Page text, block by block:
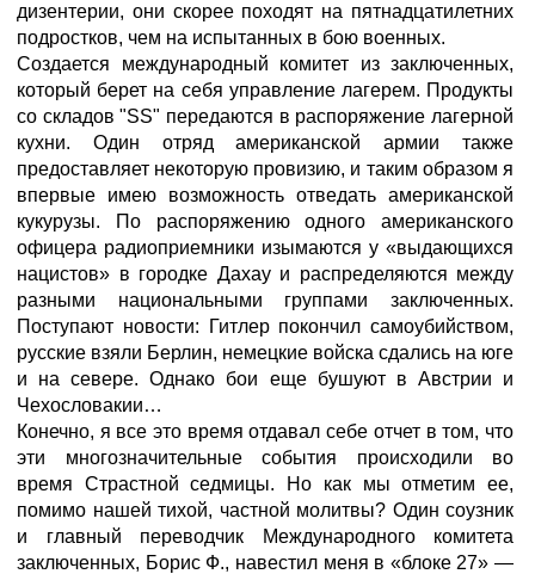
дизентерии, они скорее походят на пятнадцатилетних
подростков, чем на испытанных в бою военных.
Создается международный комитет из заключенных,
который берет на себя управление лагерем. Продукты
со складов "SS" передаются в распоряжение лагерной
кухни. Один отряд американской армии также
предоставляет некоторую провизию, и таким образом я
впервые имею возможность отведать американской
кукурузы. По распоряжению одного американского
офицера радиоприемники изымаются у «выдающихся
нацистов» в городке Дахау и распределяются между
разными национальными группами заключенных.
Поступают новости: Гитлер покончил самоубийством,
русские взяли Берлин, немецкие войска сдались на юге
и на севере. Однако бои еще бушуют в Австрии и
Чехословакии…
Конечно, я все это время отдавал себе отчет в том, что
эти многозначительные события происходили во
время Страстной седмицы. Но как мы отметим ее,
помимо нашей тихой, частной молитвы? Один соузник
и главный переводчик Международного комитета
заключенных, Борис Ф., навестил меня в «блоке 27» —